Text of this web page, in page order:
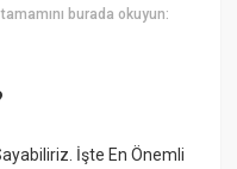
tamamını burada okuyun:
İşte En Önemli